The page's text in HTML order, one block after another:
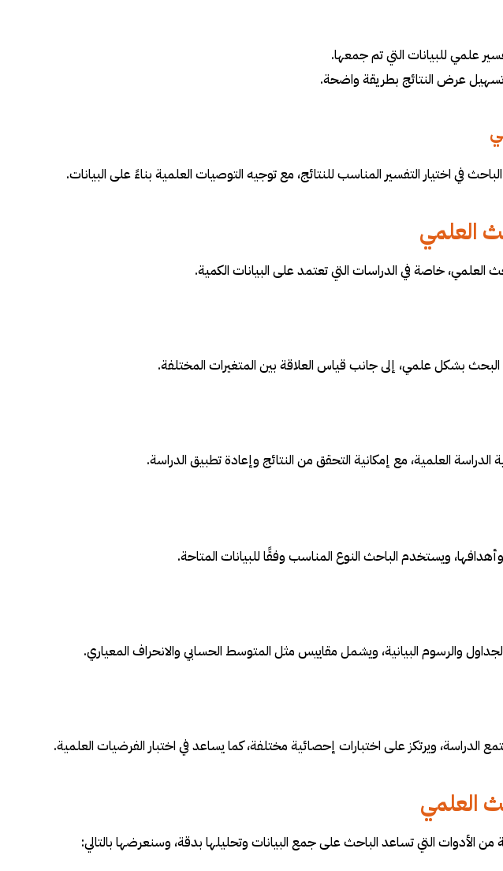
علمي للبيانات التي تم جمعها.
وتسهيل عرض النتائج بطريقة واضحة.
في اختيار التفسير المناسب للنتائج، مع توجيه التوصيات العلمية بناءً على البيانات.
العلمي
خاصة في الدراسات التي تعتمد على البيانات الكمية.
بشكل علمي، إلى جانب قياس العلاقة بين المتغيرات المختلفة.
الدراسة العلمية، مع إمكانية التحقق من النتائج وإعادة تطبيق الدراسة.
ويستخدم الباحث النوع المناسب وفقًا للبيانات المتاحة.
والرسوم البيانية، ويشمل مقاييس مثل المتوسط الحسابي والانحراف المعياري.
ويرتكز على اختبارات إحصائية مختلفة، كما يساعد في اختبار الفرضيات العلمية.
العلمي
الأدوات التي تساعد الباحث على جمع البيانات وتحليلها بدقة، وسنعرضها بالتالي: